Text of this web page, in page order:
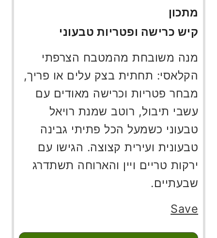
מתכון
קיש כרישה ופטריות טבעוני
מנה משובחת מהמטבח הצרפתי
הקלאסי: תחתית בצק עלים או פריך,
מבחר פטריות וכרישה מאודים עם
עשבי תיבול, רוטב שמנת רויאל
טבעוני כשמעל הכל פתיתי גבינה
טבעונית ועירית קצוצה. הגישו עם
ירקות טריים ויין והארוחה תשתדרג
שבעתיים.
Save